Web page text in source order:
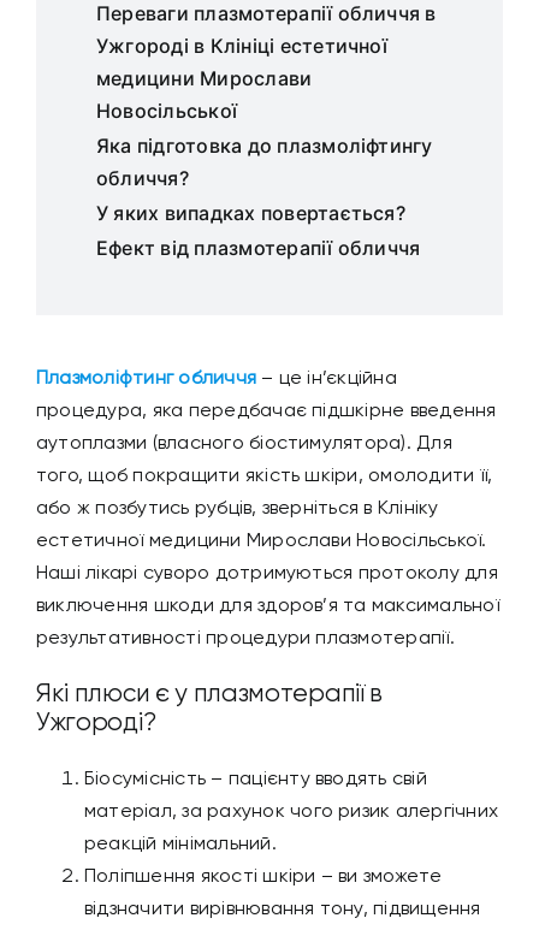
Переваги плазмотерапії обличчя в
Ужгороді в Клініці естетичної
медицини Мирослави
Новосільської
Яка підготовка до плазмоліфтингу
обличчя?
У яких випадках повертається?
Ефект від плазмотерапії обличчя
Плазмоліфтинг обличчя – це ін’єкційна
процедура, яка передбачає підшкірне введення
аутоплазми (власного біостимулятора). Для
того, щоб покращити якість шкіри, омолодити її,
або ж позбутись рубців, зверніться в Клініку
естетичної медицини Мирослави Новосільської.
Наші лікарі суворо дотримуються протоколу для
виключення шкоди для здоров’я та максимальної
результативності процедури плазмотерапії.
Які плюси є у плазмотерапії в
Ужгороді?
Біосумісність – пацієнту вводять свій
матеріал, за рахунок чого ризик алергічних
реакцій мінімальний.
Поліпшення якості шкіри – ви зможете
відзначити вирівнювання тону, підвищення